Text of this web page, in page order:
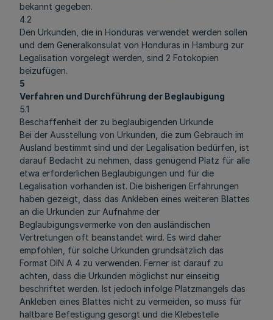
bekannt gegeben.
4.2
Den Urkunden, die in Honduras verwendet werden sollen
und dem Generalkonsulat von Honduras in Hamburg zur
Legalisation vorgelegt werden, sind 2 Fotokopien
beizufügen.
5
Verfahren und Durchführung der Beglaubigung
5.1
Beschaffenheit der zu beglaubigenden Urkunde
Bei der Ausstellung von Urkunden, die zum Gebrauch im
Ausland bestimmt sind und der Legalisation bedürfen, ist
darauf Bedacht zu nehmen, dass genügend Platz für alle
etwa erforderlichen Beglaubigungen und für die
Legalisation vorhanden ist. Die bisherigen Erfahrungen
haben gezeigt, dass das Ankleben eines weiteren Blattes
an die Urkunden zur Aufnahme der
Beglaubigungsvermerke von den ausländischen
Vertretungen oft beanstandet wird. Es wird daher
empfohlen, für solche Urkunden grundsätzlich das
Format DIN A 4 zu verwenden. Ferner ist darauf zu
achten, dass die Urkunden möglichst nur einseitig
beschriftet werden. Ist jedoch infolge Platzmangels das
Ankleben eines Blattes nicht zu vermeiden, so muss für
haltbare Befestigung gesorgt und die Klebestelle